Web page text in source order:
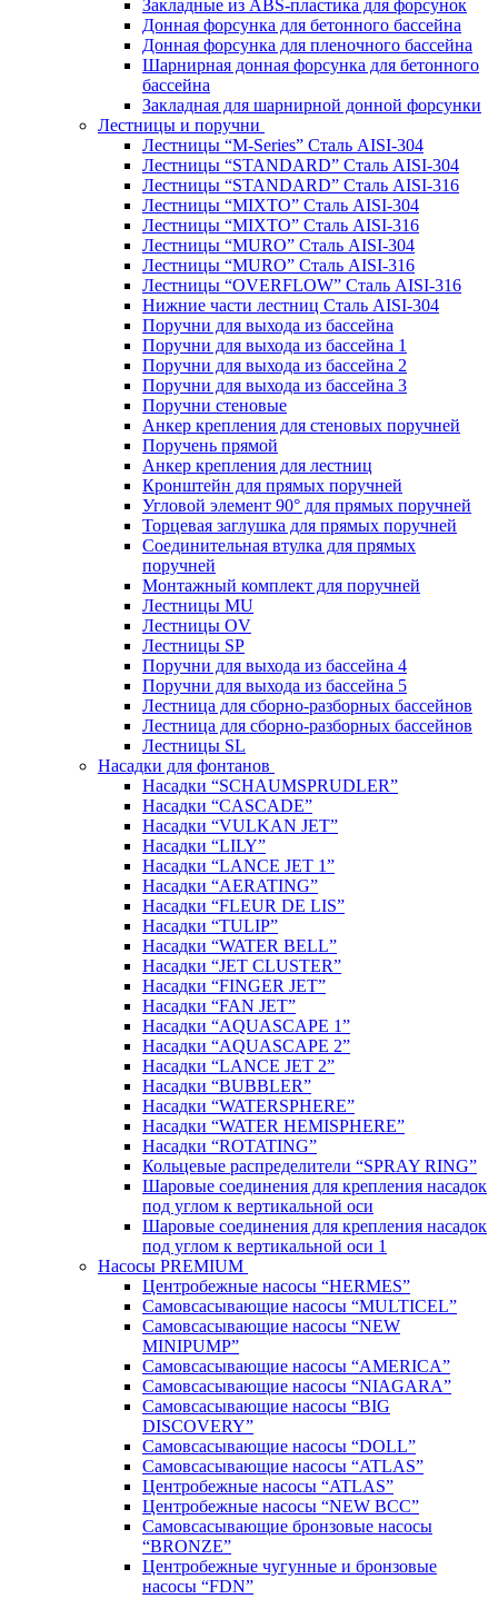
Закладные из ABS-пластика для форсунок
Донная форсунка для бетонного бассейна
Донная форсунка для пленочного бассейна
Шарнирная донная форсунка для бетонного
бассейна
Закладная для шарнирной донной форсунки
Лестницы и поручни
Лестницы “M-Series” Сталь AISI-304
Лестницы “STANDARD” Сталь AISI-304
Лестницы “STANDARD” Сталь AISI-316
Лестницы “MIXTO” Сталь AISI-304
Лестницы “MIXTO” Сталь AISI-316
Лестницы “MURO” Сталь AISI-304
Лестницы “MURO” Сталь AISI-316
Лестницы “OVERFLOW” Сталь AISI-316
Нижние части лестниц Сталь AISI-304
Поручни для выхода из бассейна
Поручни для выхода из бассейна 1
Поручни для выхода из бассейна 2
Поручни для выхода из бассейна 3
Поручни стеновые
Анкер крепления для стеновых поручней
Поручень прямой
Анкер крепления для лестниц
Кронштейн для прямых поручней
Угловой элемент 90° для прямых поручней
Торцевая заглушка для прямых поручней
Соединительная втулка для прямых
поручней
Монтажный комплект для поручней
Лестницы MU
Лестницы OV
Лестницы SP
Поручни для выхода из бассейна 4
Поручни для выхода из бассейна 5
Лестница для сборно-разборных бассейнов
Лестница для сборно-разборных бассейнов
Лестницы SL
Насадки для фонтанов
Насадки “SCHAUMSPRUDLER”
Насадки “CASCADE”
Насадки “VULKAN JET”
Насадки “LILY”
Насадки “LANCE JET 1”
Насадки “AERATING”
Насадки “FLEUR DE LIS”
Насадки “TULIP”
Насадки “WATER BELL”
Насадки “JET CLUSTER”
Насадки “FINGER JET”
Насадки “FAN JET”
Насадки “AQUASCAPE 1”
Насадки “AQUASCAPE 2”
Насадки “LANCE JET 2”
Насадки “BUBBLER”
Насадки “WATERSPHERE”
Насадки “WATER HEMISPHERE”
Насадки “ROTATING”
Кольцевые распределители “SPRAY RING”
Шаровые соединения для крепления насадок
под углом к вертикальной оси
Шаровые соединения для крепления насадок
под углом к вертикальной оси 1
Насосы PREMIUM
Центробежные насосы “HERMES”
Самовсасывающие насосы “MULTICEL”
Самовсасывающие насосы “NEW
MINIPUMP”
Самовсасывающие насосы “AMERICA”
Самовсасывающие насосы “NIAGARA”
Самовсасывающие насосы “BIG
DISCOVERY”
Самовсасывающие насосы “DOLL”
Самовсасывающие насосы “ATLAS”
Центробежные насосы “ATLAS”
Центробежные насосы “NEW BCC”
Самовсасывающие бронзовые насосы
“BRONZE”
Центробежные чугунные и бронзовые
насосы “FDN”